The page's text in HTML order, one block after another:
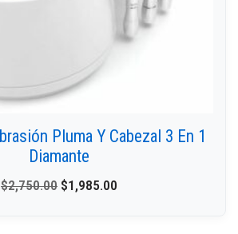
Pluma Y Cabezal 3 En 1
Diamante
$2,750.00 $1,985.00